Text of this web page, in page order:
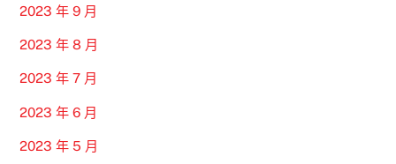
2023 年 9 月
2023 年 8 月
2023 年 7 月
2023 年 6 月
2023 年 5 月